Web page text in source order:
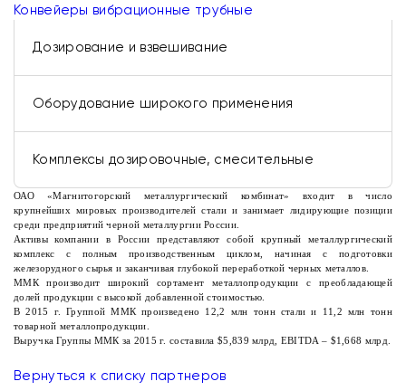
Конвейеры вибрационные трубные
Дозирование и взвешивание
Оборудование широкого применения
Комплексы дозировочные, смесительные
ОАО «Магнитогорский металлургический комбинат» входит в число
крупнейших мировых производителей стали и занимает лидирующие позиции
среди предприятий черной металлургии России.
Активы компании в России представляют собой крупный металлургический
комплекс с полным производственным циклом, начиная с подготовки
железорудного сырья и заканчивая глубокой переработкой черных металлов.
ММК производит широкий сортамент металлопродукции с преобладающей
долей продукции с высокой добавленной стоимостью.
В 2015 г. Группой ММК произведено 12,2 млн тонн стали и 11,2 млн тонн
товарной металлопродукции.
Выручка Группы ММК за 2015 г. составила $5,839 млрд, EBITDA – $1,668 млрд.
Вернуться к списку партнеров